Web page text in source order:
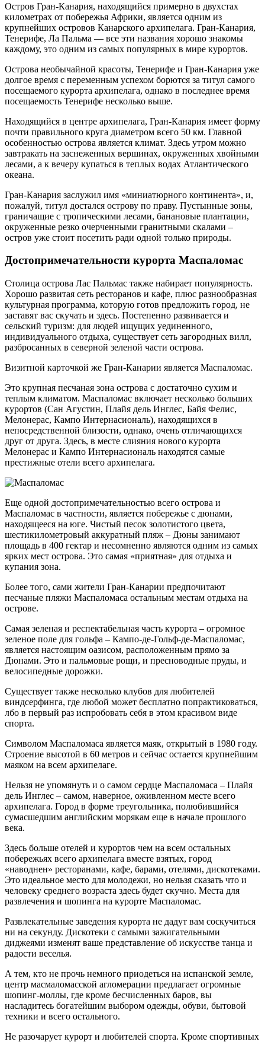
Остров Гран-Канария, находящийся примерно в двухстах
километрах от побережья Африки, является одним из
крупнейших островов Канарского архипелага. Гран-Канария,
Тенерифе, Ла Пальма — все эти названия хорошо знакомы
каждому, это одним из самых популярных в мире курортов.
Острова необычайной красоты, Тенерифе и Гран-Канария уже
долгое время с переменным успехом борются за титул самого
посещаемого курорта архипелага, однако в последнее время
посещаемость Тенерифе несколько выше.
Находящийся в центре архипелага, Гран-Канария имеет форму
почти правильного круга диаметром всего 50 км. Главной
особенностью острова является климат. Здесь утром можно
завтракать на заснеженных вершинах, окруженных хвойными
лесами, а к вечеру купаться в теплых водах Атлантического
океана.
Гран-Канария заслужил имя «миниатюрного континента», и,
пожалуй, титул достался острову по праву. Пустынные зоны,
граничащие с тропическими лесами, банановые плантации,
окруженные резко очерченными гранитными скалами –
остров уже стоит посетить ради одной только природы.
Достопримечательности курорта Маспаломас
Столица острова Лас Пальмас также набирает популярность.
Хорошо развитая сеть ресторанов и кафе, плюс разнообразная
культурная программа, которую готов предложить город, не
заставят вас скучать и здесь. Постепенно развивается и
сельский туризм: для людей ищущих уединенного,
индивидуального отдыха, существует сеть загородных вилл,
разбросанных в северной зеленой части острова.
Визитной карточкой же Гран-Канарии является Маспаломас.
Это крупная песчаная зона острова с достаточно сухим и
теплым климатом. Маспаломас включает несколько больших
курортов (Сан Агустин, Плайя дель Инглес, Байя Фелис,
Мелонерас, Кампо Интернасиональ), находящихся в
непосредственной близости, однако, очень отличающихся
друг от друга. Здесь, в месте слияния нового курорта
Мелонерас и Кампо Интернасиональ находятся самые
престижные отели всего архипелага.
Еще одной достопримечательностью всего острова и
Маспаломас в частности, является побережье с дюнами,
находящееся на юге. Чистый песок золотистого цвета,
шестикилометровый аккуратный пляж – Дюны занимают
площадь в 400 гектар и несомненно являются одним из самых
ярких мест острова. Это самая «приятная» для отдыха и
купания зона.
Более того, сами жители Гран-Канарии предпочитают
песчаные пляжи Маспаломаса остальным местам отдыха на
острове.
Самая зеленая и респектабельная часть курорта – огромное
зеленое поле для гольфа – Кампо-де-Гольф-де-Маспаломас,
является настоящим оазисом, расположенным прямо за
Дюнами. Это и пальмовые рощи, и пресноводные пруды, и
велосипедные дорожки.
Существует также несколько клубов для любителей
виндсерфинга, где любой может бесплатно попрактиковаться,
лбо в первый раз испробовать себя в этом красивом виде
спорта.
Символом Маспаломаса является маяк, открытый в 1980 году.
Строение высотой в 60 метров и сейчас остается крупнейшим
маяком на всем архипелаге.
Нельзя не упомянуть и о самом сердце Маспаломаса – Плайя
дель Инглес – самом, наверное, оживленном месте всего
архипелага. Город в форме треугольника, полюбившийся
сумасшедшим английским морякам еще в начале прошлого
века.
Здесь больше отелей и курортов чем на всем остальных
побережьях всего архипелага вместе взятых, город
«наводнен» ресторанами, кафе, барами, отелями, дискотеками.
Это идеальное место для молодежи, но нельзя сказать что и
человеку среднего возраста здесь будет скучно. Места для
развлечения и шопинга на курорте Маспаломас.
Развлекательные заведения курорта не дадут вам соскучиться
ни на секунду. Дискотеки с самыми зажигательными
диджеями изменят ваше представление об искусстве танца и
радости веселья.
А тем, кто не прочь немного приодеться на испанской земле,
центр масмаломасской агломерации предлагает огромные
шопинг-моллы, где кроме бесчисленных баров, вы
насладитесь богатейшим выбором одежды, обуви, бытовой
техники и всего остального.
Не разочарует курорт и любителей спорта. Кроме спортивных